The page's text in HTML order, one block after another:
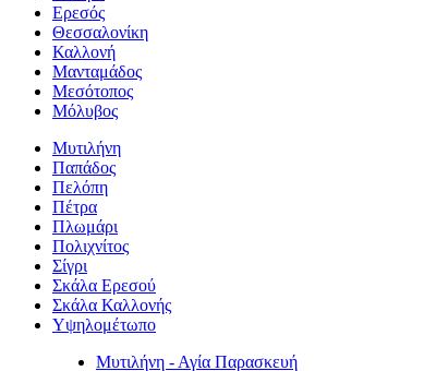
Ερεσός
Θεσσαλονίκη
Καλλονή
Μανταμάδος
Μεσότοπος
Μόλυβος
Μυτιλήνη
Παπάδος
Πελόπη
Πέτρα
Πλωμάρι
Πολιχνίτος
Σίγρι
Σκάλα Ερεσού
Σκάλα Καλλονής
Υψηλομέτωπο
Μυτιλήνη - Αγία Παρασκευή